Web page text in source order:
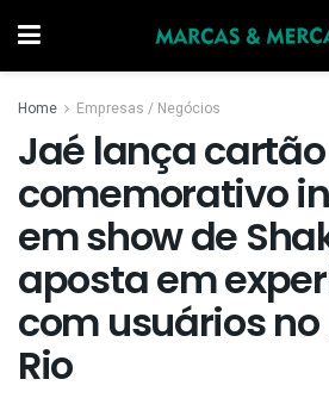
Home Empresas / Negócios
Jaé lança cartão
comemorativo
em show de
aposta em
com usuários
Rio